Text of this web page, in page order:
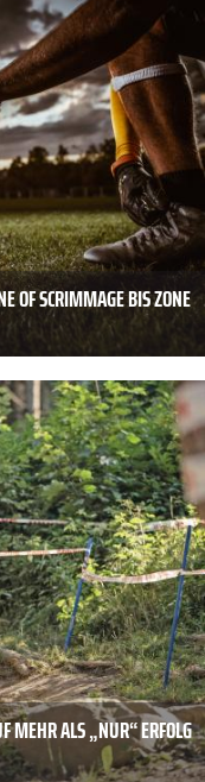
OF SCRIMMAGE BIS ZONE
MEHR ALS „NUR“ ERFOLG